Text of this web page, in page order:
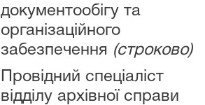
документообігу та
організаційного
забезпечення (строково)
Провідний спеціаліст
відділу архівної справи